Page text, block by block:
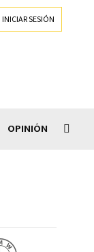
INICIAR SESIÓN
OPINIÓN